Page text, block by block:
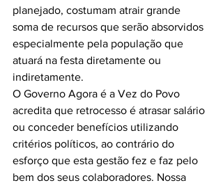
planejado, costumam atrair grande
soma de recursos que serão absorvidos
especialmente pela população que
atuará na festa diretamente ou
indiretamente.
O Governo Agora é a Vez do Povo
acredita que retrocesso é atrasar salário
ou conceder benefícios utilizando
critérios políticos, ao contrário do
esforço que esta gestão fez e faz pelo
bem dos seus colaboradores. Nossa